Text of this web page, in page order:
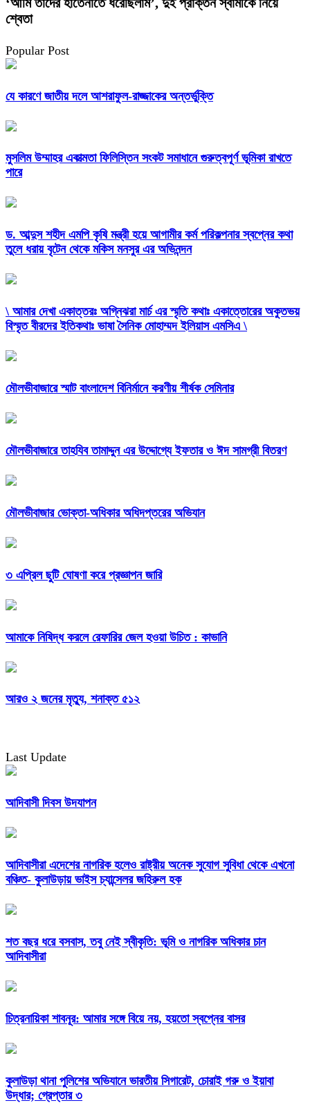
শ্বেতা
Popular Post
যে কারণে জাতীয় দলে আশরাফুল-রাজ্জাকের অন্তর্ভুক্তি
মুসলিম উম্মাহর একাত্মতা ফিলিস্তিন সংকট সমাধানে গুরুত্বপূর্ণ ভূমিকা রাখতে
পারে
ড. আব্দুস শহীদ এমপি কৃষি মন্ত্রী হয়ে আগামীর কর্ম পরিকল্পনার স্বপ্নের কথা
তুলে ধরায় বৃটেন থেকে মকিস মনসুর এর অভিনন্দন
\ আমার দেখা একাত্তরঃ অগ্নিঝরা মার্চ এর স্মৃতি কথাঃ একাত্তোরের অকুতভয়
বিস্মৃত বীরদের ইতিকথাঃ ভাষা সৈনিক মোহাম্মদ ইলিয়াস এমসিএ \
মৌলভীবাজারে স্মাট বাংলাদেশ বিনির্মানে করণীয় শীর্ষক সেমিনার
মৌলভীবাজারে তাহযিব তামাদ্দুন এর উদ্দোগ্যে ইফতার ও ঈদ সামগ্রী বিতরণ
মৌলভীবাজার ভোক্তা-অধিকার অধিদপ্তরের অভিযান
৩ এপ্রিল ছুটি ঘোষণা করে প্রজ্ঞাপন জারি
আমাকে নিষিদ্ধ করলে রেফারির জেল হওয়া উচিত : কাভানি
আরও ২ জনের মৃত্যু, শনাক্ত ৫১২
Last Update
আদিবাসী দিবস উদযাপন
আদিবাসীরা এদেশের নাগরিক হলেও রাষ্ট্রীয় অনেক সুযোগ সুবিধা থেকে এখনো
বঞ্চিত- কুলাউড়ায় ভাইস চ্যান্সেলর জহিরুল হক
শত বছর ধরে বসবাস, তবু নেই স্বীকৃতি: ভূমি ও নাগরিক অধিকার চান
আদিবাসীরা
চিত্রনায়িকা শাবনূর: আমার সঙ্গে বিয়ে নয়, হয়তো স্বপ্নের বাসর
কুলাউড়া থানা পুলিশের অভিযানে ভারতীয় সিগারেট, চোরাই গরু ও ইয়াবা
উদ্ধার; গ্রেপ্তার ৩